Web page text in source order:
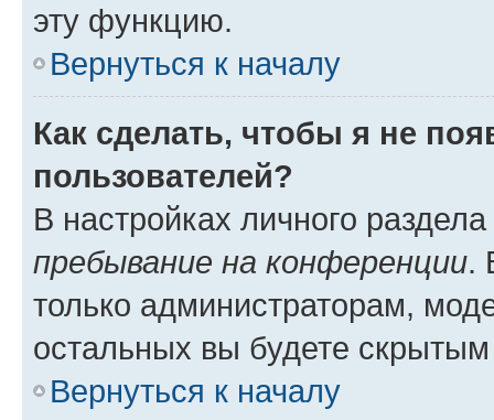
эту функцию.
Вернуться к началу
Как сделать, чтобы я не
пользователей?
В настройках личного
пребывание на конференции.
только администраторам,
остальных вы будете
Вернуться к началу